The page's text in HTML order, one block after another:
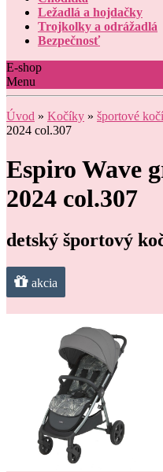
Ležadlá a hojdačky
Trojkolky a odrážadlá
Bezpečnosť
E-shop
Menu
Úvod » Kočíky » športové
2024 col.307
Espiro Wave
2024 col.307
detský športový
akcia